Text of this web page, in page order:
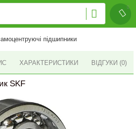
підшипники
ХАРАКТЕРИСТИКИ ВІДГУКИ (0)
SKF